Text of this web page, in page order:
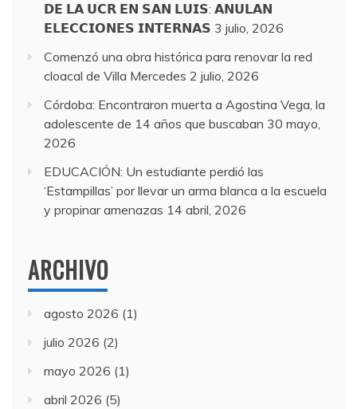
𝗗𝗘 𝗟𝗔 𝗨𝗖𝗥 𝗘𝗡 𝗦𝗔𝗡 𝗟𝗨𝗜𝗦: 𝗔𝗡𝗨𝗟𝗔𝗡
𝗘𝗟𝗘𝗖𝗖𝗜𝗢𝗡𝗘𝗦 𝗜𝗡𝗧𝗘𝗥𝗡𝗔𝗦 3 julio, 2026
Comenzó una obra histórica para renovar la red
cloacal de Villa Mercedes 2 julio, 2026
Córdoba: Encontraron muerta a Agostina Vega, la
adolescente de 14 años que buscaban 30 mayo,
2026
EDUCACIÓN: Un estudiante perdió las
‘Estampillas’ por llevar un arma blanca a la escuela
y propinar amenazas 14 abril, 2026
ARCHIVO
agosto 2026 (1)
julio 2026 (2)
mayo 2026 (1)
abril 2026 (5)